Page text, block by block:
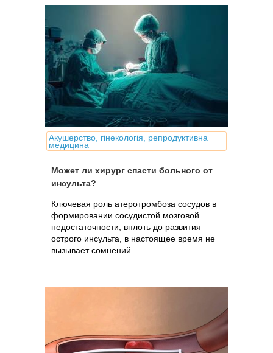
Акушерство, гінекологія, репродуктивна
медицина
Может ли хирург спасти больного от
инсульта?
Ключевая роль атеротромбоза сосудов в
формировании сосудистой мозговой
недостаточности, вплоть до развития
острого инсульта, в настоящее время не
вызывает сомнений.